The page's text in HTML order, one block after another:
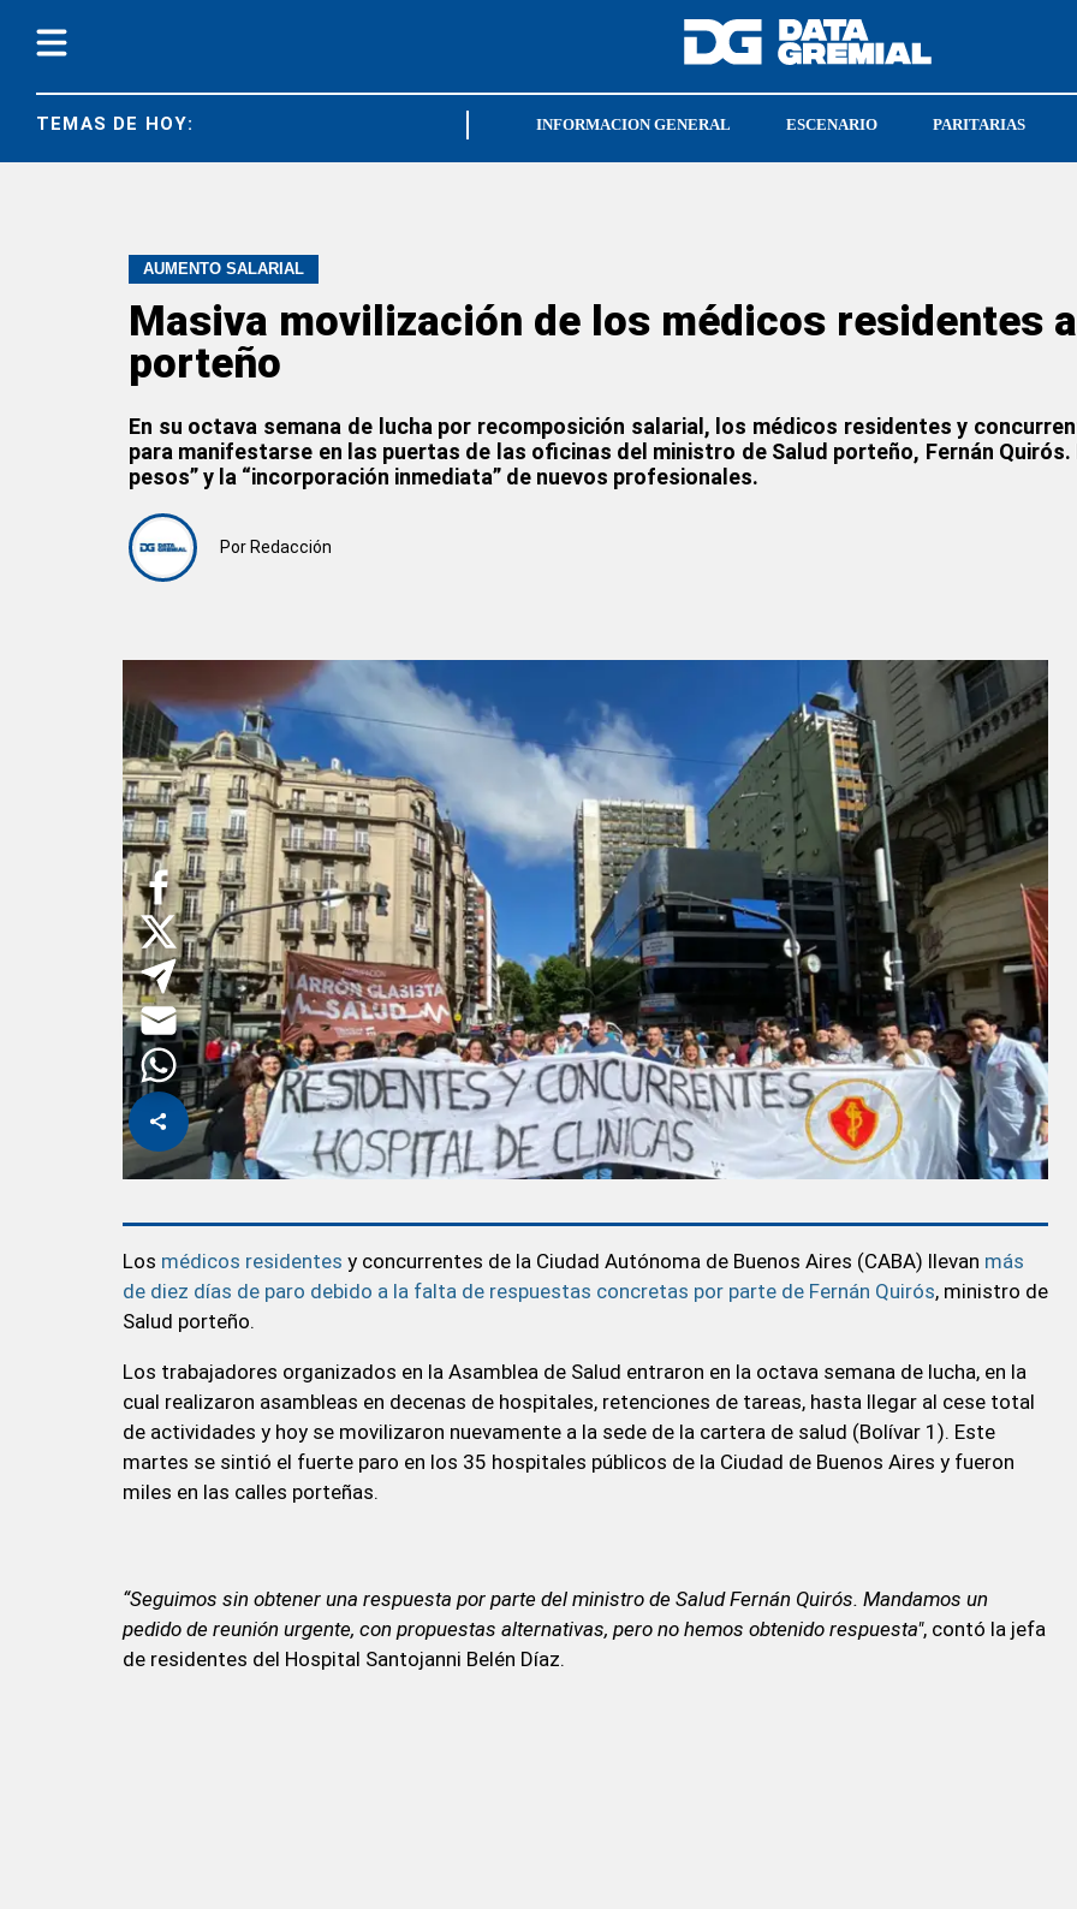
TEMAS DE HOY: CGT ESTEBAN CABELLO
INFORMACION GENERAL ESCENARIO PARITARIAS
AUMENTO SALARIAL
Masiva movilización de los médicos residentes
porteño
En su octava semana de lucha por recomposición salarial, los médicos residentes y
para manifestarse en las puertas de las oficinas del ministro de Salud porteño, Fernán Quirós.
pesos” y la “incorporación inmediata” de nuevos profesionales.
Por Redacción
Los médicos residentes y concurrentes de la Ciudad Autónoma de Buenos Aires (CABA) llevan más
de diez días de paro debido a la falta de respuestas concretas por parte de Fernán Quirós, ministro de
Salud porteño.
Los trabajadores organizados en la Asamblea de Salud entraron en la octava semana de lucha, en la
cual realizaron asambleas en decenas de hospitales, retenciones de tareas, hasta llegar al cese total
de actividades y hoy se movilizaron nuevamente a la sede de la cartera de salud (Bolívar 1). Este
martes se sintió el fuerte paro en los 35 hospitales públicos de la Ciudad de Buenos Aires y fueron
miles en las calles porteñas.
“Seguimos sin obtener una respuesta por parte del ministro de Salud Fernán Quirós. Mandamos un
pedido de reunión urgente, con propuestas alternativas, pero no hemos obtenido respuesta", contó la jefa
de residentes del Hospital Santojanni Belén Díaz.